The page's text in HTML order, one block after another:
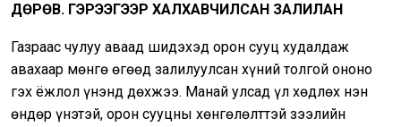
ДӨРӨВ. ГЭРЭЭГЭЭР ХАЛХАВЧИЛСАН ЗАЛИЛАН
Газраас чулуу аваад шидэхэд орон сууц худалдаж
авахаар мөнгө өгөөд залилуулсан хүний толгой ононо
гэх ёжлол үнэнд дөхжээ. Манай улсад үл хөдлөх нэн
өндөр үнэтэй, орон сууцны хөнгөлөлттэй зээлийн